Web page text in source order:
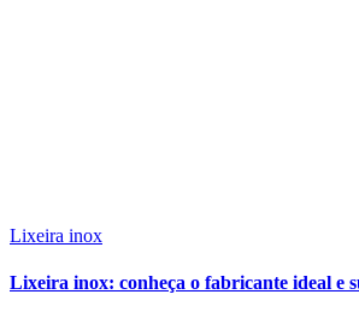
Lixeira inox
Lixeira inox: conheça o fabricante ideal e